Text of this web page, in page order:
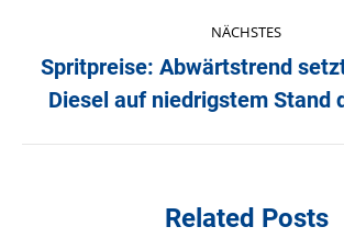
NÄCHSTES
Nächster
Beitrag:
Spritpreise: Abwärtstrend
Diesel auf niedrigstem Stand
Related Posts